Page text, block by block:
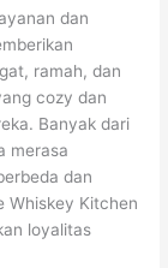
dan
ramah, dan
cozy dan
Banyak dari
merasa
dan
Whiskey Kitchen
loyalitas